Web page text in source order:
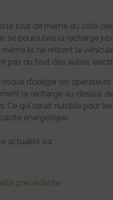
tout de même du côté
se poursuivre la recharge
ils ne retirent le
pas du tout des autres
d’obliger les
la recharge au-dessus
Ce qui serait nuisible pour
énergétique.
actualité sur :
précédente